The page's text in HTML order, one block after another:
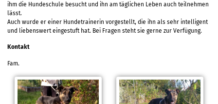
ihm die Hundeschule besucht und ihn am täglichen Leben auch teilnehmen
lässt.
Auch wurde er einer Hundetrainerin vorgestellt, die ihn als sehr intelligent
und liebenswert eingestuft hat. Bei Fragen steht sie gerne zur Verfügung.
Kontakt
Fam.